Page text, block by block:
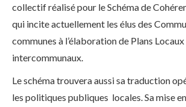
collectif réalisé pour le Schéma de
qui incite actuellement les élus des
communes à l’élaboration de Plans
intercommunaux.
Le schéma trouvera aussi sa traduction
les politiques publiques locales. Sa mise